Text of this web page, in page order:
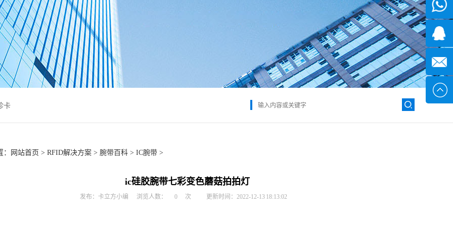
卡
网站首页 > RFID解决方案 > 腕带百科 > IC腕带 >
ic硅胶腕带七彩变色蘑菇拍拍灯
发布：卡立方小编 浏览人数： 0 次 更新时间：2022-12-13 18:13:02
微信
7*24小
时